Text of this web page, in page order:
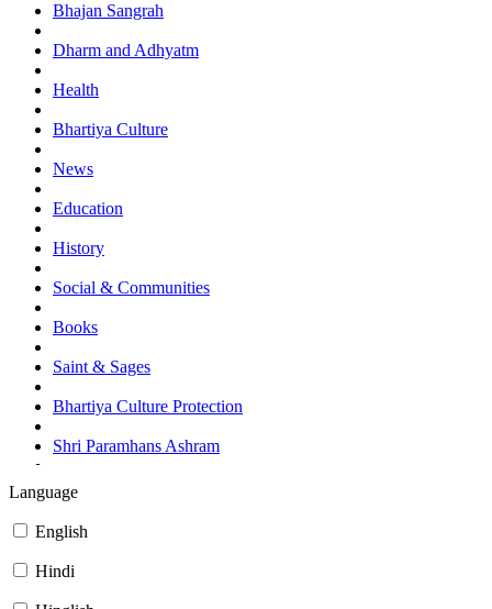
Bhajan Sangrah
Dharm and Adhyatm
Health
Bhartiya Culture
News
Education
History
Social & Communities
Books
Saint & Sages
Bhartiya Culture Protection
Shri Paramhans Ashram
Events and Programes
Currant Affairs (News)
Yatharth Sandesh Magazine
Language
English
Hindi